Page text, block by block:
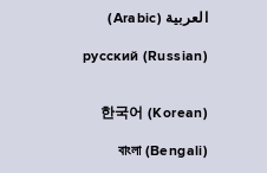
العربية (Arabic)
русский (Russian)
한국어 (Korean)
বাংলা (Bengali)